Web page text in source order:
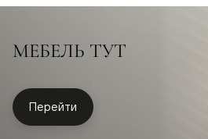
МЕБЕЛЬ ТУТ
Перейти